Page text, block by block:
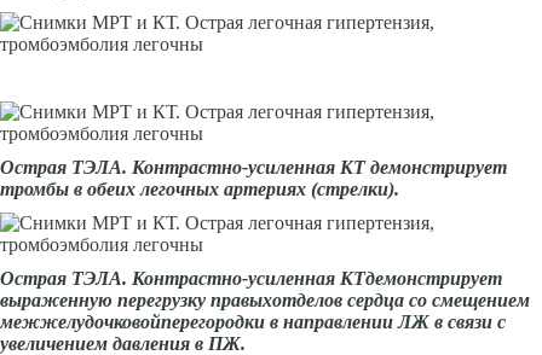
Острая ТЭЛА. Контра­стно-усиленная КТ демонстрирует
тромбы в обеих легочных артериях (стрелки).
Острая ТЭЛА. Контрастно-усиленная КТдемонстрирует
выраженную перегрузку правыхотделов сердца со смещением
межжелудочковойперегородки в направлении ЛЖ в связи с
увеличением давления в ПЖ.